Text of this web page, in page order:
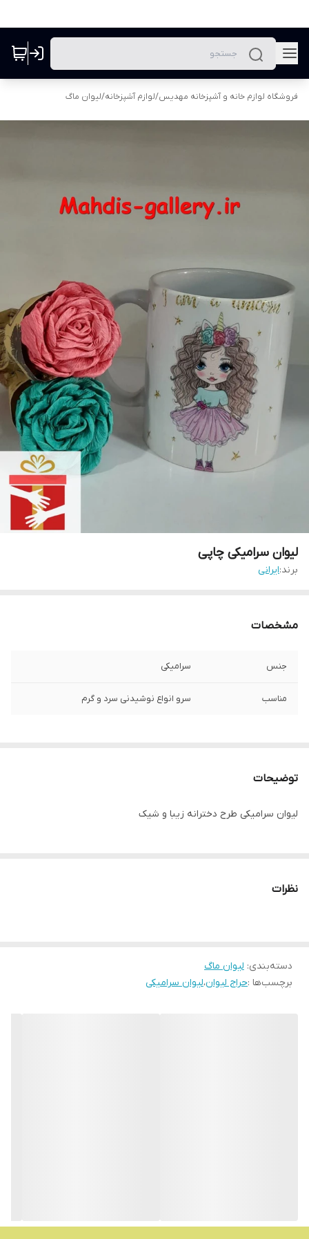
فروشگاه لوازم خانه و آشپزخانه مهدیس/لوازم آشپزخانه/لیوان ماگ
لیوان سرامیکی چاپی
برند:ایرانی
مشخصات
جنس سرامیکی
مناسب سرو انواع نوشیدنی سرد و گرم
توضیحات
لیوان سرامیکی طرح دخترانه زیبا و شیک
نظرات
دسته‌بندی: لیوان ماگ
برچسب‌ها :حراج لیوان،لیوان سرامیکی